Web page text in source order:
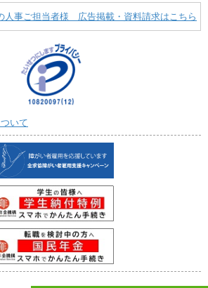
人事ご担当者様 広告掲載・資料請求はこちら
いて